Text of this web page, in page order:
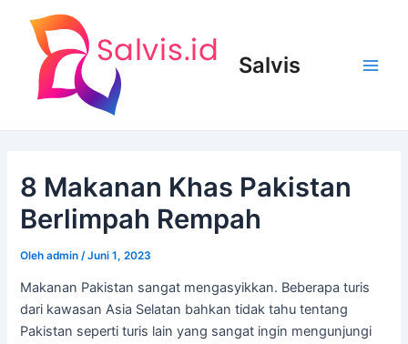
konten
Salvis
8 Makanan Khas Pakistan
Berlimpah Rempah
Olehadmin/Juni 1, 2023
Makanan Pakistan sangat mengasyikkan. Beberapa turis
dari kawasan Asia Selatan bahkan tidak tahu tentang
Pakistan seperti turis lain yang sangat ingin mengunjungi